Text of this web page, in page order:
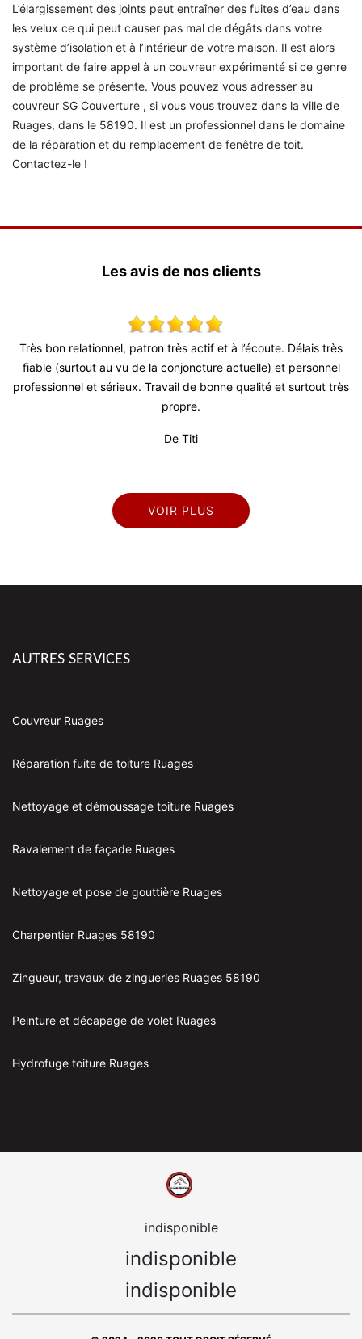
L’élargissement des joints peut entraîner des fuites d’eau dans
les velux ce qui peut causer pas mal de dégâts dans votre
système d’isolation et à l’intérieur de votre maison. Il est alors
important de faire appel à un couvreur expérimenté si ce genre
de problème se présente. Vous pouvez vous adresser au
couvreur SG Couverture , si vous vous trouvez dans la ville de
Ruages, dans le 58190. Il est un professionnel dans le domaine
de la réparation et du remplacement de fenêtre de toit.
Contactez-le !
Les avis de nos clients
actif et à l’écoute. Délais très
actuelle) et personnel
de bonne qualité et surtout très
Super travail ! Équipe très
De
VOIR PLUS
AUTRES SERVICES
Couvreur Ruages
Réparation fuite de toiture Ruages
Nettoyage et démoussage toiture Ruages
Ravalement de façade Ruages
Nettoyage et pose de gouttière Ruages
Charpentier Ruages 58190
Zingueur, travaux de zingueries Ruages 58190
Peinture et décapage de volet Ruages
Hydrofuge toiture Ruages
indisponible
indisponible
indisponible